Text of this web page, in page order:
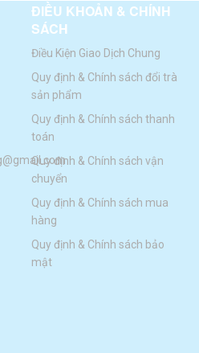
ĐIỀU KHOẢN & CHÍNH
SÁCH
Điều Kiện Giao Dịch Chung
Quy định & Chính sách đổi trà
sản phẩm
Quy định & Chính sách thanh
toán
Quy định & Chính sách vận
chuyển
Quy định & Chính sách mua
hàng
Quy định & Chính sách bảo
mật